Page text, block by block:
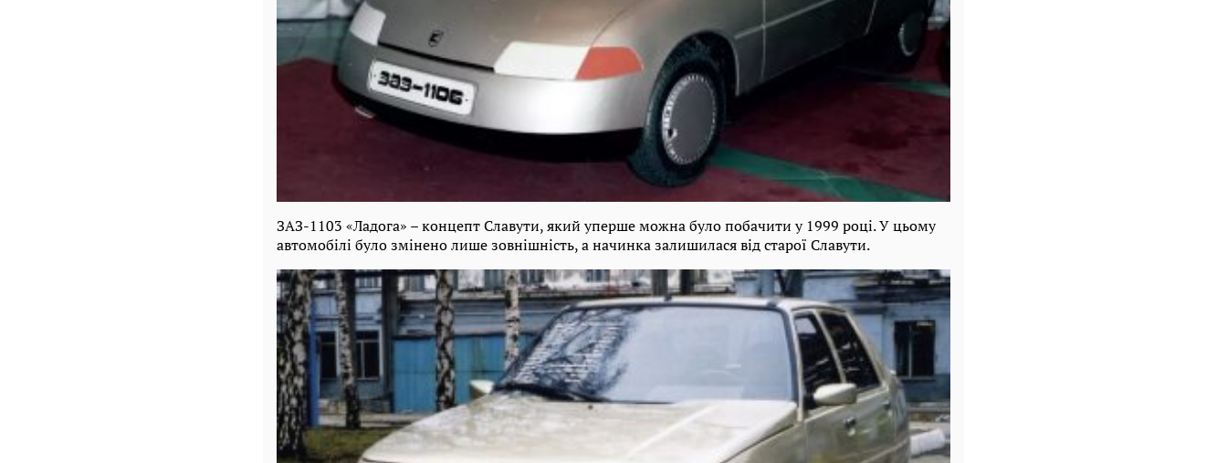
ЗАЗ-1103 «Ладога» – концепт Славути, який уперше можна було побачити у 1999 році. У цьому
автомобілі було змінено лише зовнішність, а начинка залишилася від старої Славути.